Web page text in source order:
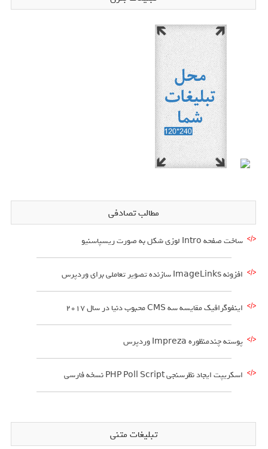
مطالب تصادفی
ساخت صفحه Intro لوزی شکل به صورت ریسپاسنیو
افزونه ImageLinks سازنده تصویر تعاملی برای وردپرس
اینفوگرافیک مقایسه سه CMS محبوب دنیا در سال 2017
پوسته چندمنظوره Impreza وردپرس
اسکریپت ایجاد نظرسنجی PHP Poll Script نسخه فارسی
تبلیغات متنی